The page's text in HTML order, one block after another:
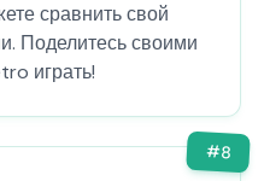
сравнить свой
Поделитесь своими
играть!
#8